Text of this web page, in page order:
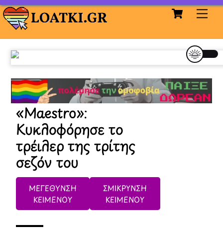
Skip
to
content
Cart
«Maestro»:
Κυκλοφόρησε το
τρέιλερ της τρίτης
σεζόν του
ΜΕΓΕΘΥΝΣΗ
ΚΕΙΜΕΝΟΥ
ΣΜΙΚΡΥΝΣΗ
ΚΕΙΜΕΝΟΥ